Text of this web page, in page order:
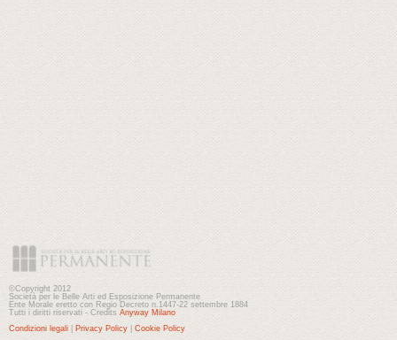
©Copyright 2012
Società per le Belle Arti ed Esposizione Permanente
Ente Morale eretto con Regio Decreto n.1447-22 settembre 1884
Tutti i diritti riservati - Credits Anyway Milano
Condizioni legali
Privacy Policy Cookie Policy